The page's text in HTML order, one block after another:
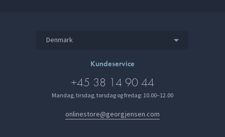
Denmark
Kundeservice
+45 38 14 90 44
Mandag, tirsdag, torsdag og fredag: 10.00–12.00
onlinestore@georgjensen.com